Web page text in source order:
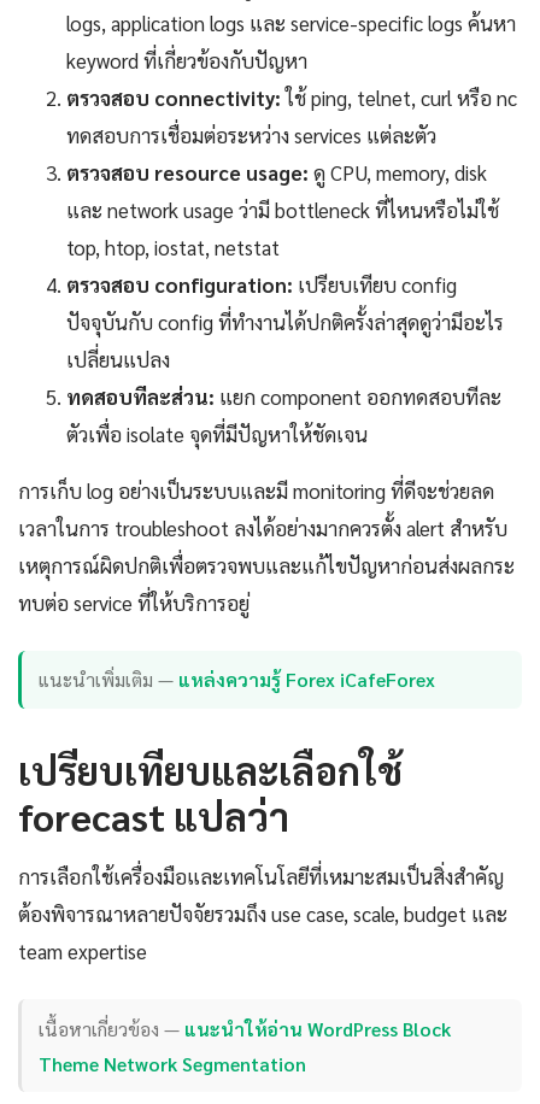
logs, application logs และ service-specific logs ค้นหา
keyword ที่เกี่ยวข้องกับปัญหา
ตรวจสอบ connectivity:ใช้ ping, telnet, curl หรือ nc
ทดสอบการเชื่อมต่อระหว่าง services แต่ละตัว
ตรวจสอบ resource usage: ดู CPU, memory, disk
และ network usage ว่ามี bottleneck ที่ไหนหรือไม่ใช้
top, htop, iostat, netstat
ตรวจสอบ configuration: เปรียบเทียบ config
ปัจจุบันกับ config ที่ทำงานได้ปกติครั้งล่าสุดดูว่ามีอะไร
เปลี่ยนแปลง
ทดสอบทีละส่วน: แยก component ออกทดสอบทีละ
ตัวเพื่อ isolate จุดที่มีปัญหาให้ชัดเจน
การเก็บ log อย่างเป็นระบบและมี monitoring ที่ดีจะช่วยลด
เวลาในการ troubleshoot ลงได้อย่างมากควรตั้ง alert สำหรับ
เหตุการณ์ผิดปกติเพื่อตรวจพบและแก้ไขปัญหาก่อนส่งผลกระ
ทบต่อ service ที่ให้บริการอยู่
แนะนำเพิ่มเติม — แหล่งความรู้ Forex iCafeForex
เปรียบเทียบและเลือกใช้
forecast แปลว่า
การเลือกใช้เครื่องมือและเทคโนโลยีที่เหมาะสมเป็นสิ่งสำคัญ
ต้องพิจารณาหลายปัจจัยรวมถึง use case, scale, budget และ
team expertise
เนื้อหาเกี่ยวข้อง — แนะนำให้อ่าน WordPress Block
Theme Network Segmentation